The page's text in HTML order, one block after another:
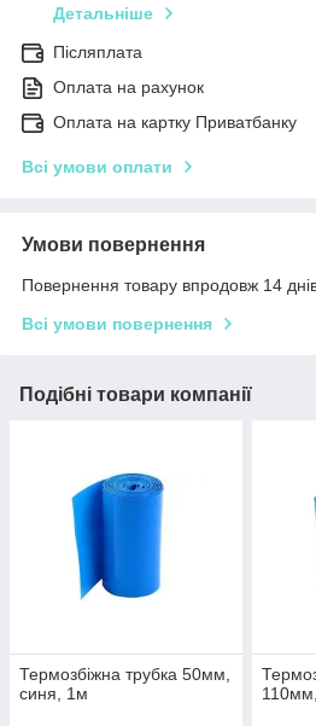
Детальніше
Післяплата
Оплата на рахунок
Оплата на картку Приватбанку
Всі умови оплати
Умови повернення
Повернення товару впродовж 14
Всі умови повернення
Подібні товари компанії
Термозбіжна трубка 50мм,
синя, 1м